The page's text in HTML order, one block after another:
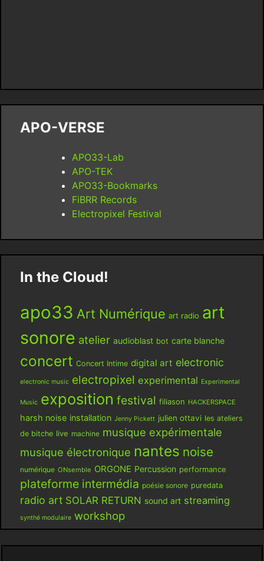
APO-VERSE
APO33-Lab
APO-TEK
APO33-Bookmarks
FiBRR Records
Electropixel Festival
In the Cloud!
apo33 Art Numérique art radio art
sonore atelier audioblast bot carte blanche
concert Concert Intime digital art electronic
electronic music electropixel experimental Experimental
Music exposition festival filiason HACKERSPACE
harsh noise installation Jenny Pickett julien ottavi les ateliers
de bitche live machine musique expérimentale
musique électronique nantes noise
numérique ONsemble ORGONE Percussion performance
plateforme intermédia poésie sonore puredata
radio art SOLAR RETURN sound art streaming
synthé modulaire workshop